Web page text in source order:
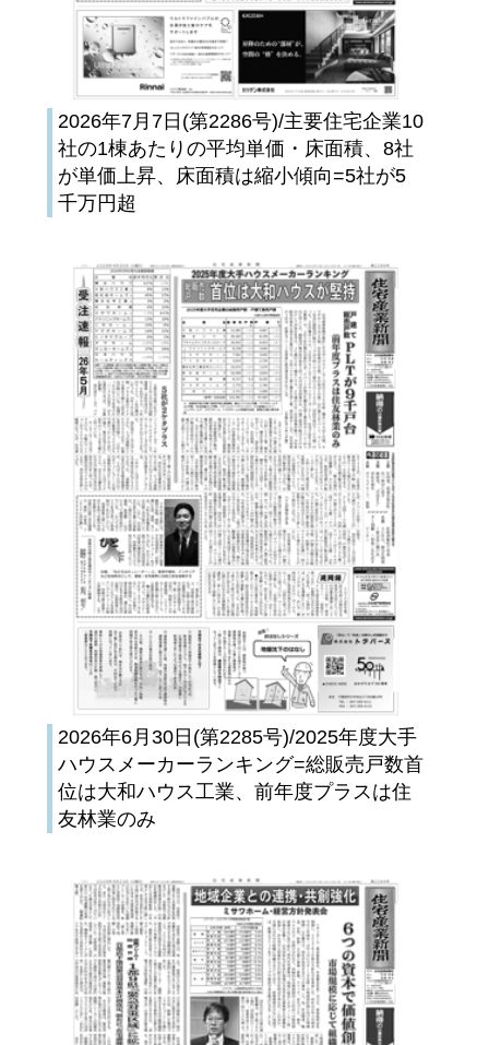
2026年7月7日(第2286号)/主要住宅企業10
社の1棟あたりの平均単価・床面積、8社
が単価上昇、床面積は縮小傾向=5社が5
千万円超
2026年6月30日(第2285号)/2025年度大手
ハウスメーカーランキング=総販売戸数首
位は大和ハウス工業、前年度プラスは住
友林業のみ